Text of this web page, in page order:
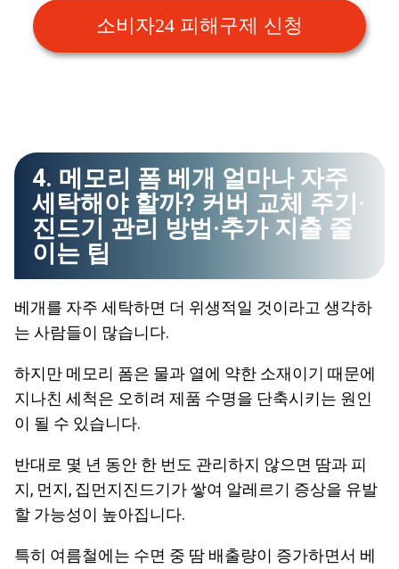
소비자24 피해구제 신청
4. 메모리 폼 베개 얼마나 자주
세탁해야 할까? 커버 교체 주기·
진드기 관리 방법·추가 지출 줄
이는 팁
베개를 자주 세탁하면 더 위생적일 것이라고 생각하
는 사람들이 많습니다.
하지만 메모리 폼은 물과 열에 약한 소재이기 때문에
지나친 세척은 오히려 제품 수명을 단축시키는 원인
이 될 수 있습니다.
반대로 몇 년 동안 한 번도 관리하지 않으면 땀과 피
지, 먼지, 집먼지진드기가 쌓여 알레르기 증상을 유발
할 가능성이 높아집니다.
특히 여름철에는 수면 중 땀 배출량이 증가하면서 베